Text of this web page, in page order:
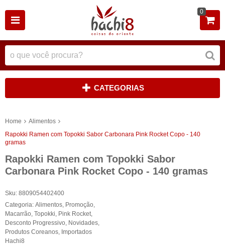
0
CATEGORIAS
Home
Alimentos
Rapokki Ramen com Topokki Sabor Carbonara Pink Rocket Copo - 140
gramas
Rapokki Ramen com Topokki Sabor
Carbonara Pink Rocket Copo - 140 gramas
Sku: 8809054402400
Categoria: Alimentos Promoção
Macarrão Topokki Pink Rocket
Desconto Progressivo Novidades
Produtos Coreanos Importados
Hachi8